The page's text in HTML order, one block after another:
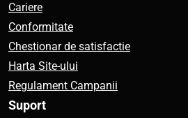
Cariere
Conformitate
Chestionar de satisfactie
Harta Site-ului
Regulament Campanii
Suport